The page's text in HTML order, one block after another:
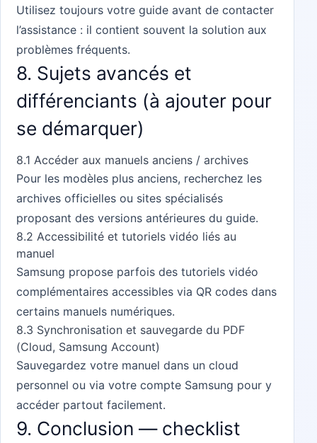
Utilisez toujours votre guide avant de contacter
l’assistance : il contient souvent la solution aux
problèmes fréquents.
8. Sujets avancés et
différenciants (à ajouter pour
se démarquer)
8.1 Accéder aux manuels anciens / archives
Pour les modèles plus anciens, recherchez les
archives officielles ou sites spécialisés
proposant des versions antérieures du guide.
8.2 Accessibilité et tutoriels vidéo liés au
manuel
Samsung propose parfois des tutoriels vidéo
complémentaires accessibles via QR codes dans
certains manuels numériques.
8.3 Synchronisation et sauvegarde du PDF
(Cloud, Samsung Account)
Sauvegardez votre manuel dans un cloud
personnel ou via votre compte Samsung pour y
accéder partout facilement.
9. Conclusion — checklist